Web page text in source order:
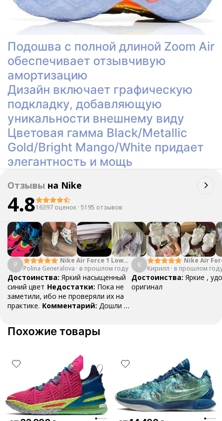
Подошва с полной длиной Zoom Air
обеспечивает отзывчивую
амортизацию
Дизайн включает графическую
подкладку, добавляющую
уникальности внешнему виду
Цветовая гамма Black/Metallic
Gold/Bright Mango/White придает
элегантность и мощь
Отзывы на Nike
4.816397 оценок · 5195 отзывов
P
Nike Air Force 1 Low
College Pack White
Blue
Polina Generalova · в прошлом году
Достоинства: Яркий насыщенный
синий цвет Недостатки: Пока не
заметили, ибо не проверяли их на
практике. Комментарий: Дошли за
К
Nike Air
Yellow
Кирилл · в прошлом
Достоинства: Яркие ,
оригинал
Похожие товары